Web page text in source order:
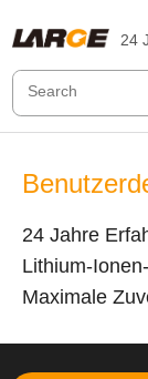
24
24 Jahre
Lithium-
Maximale